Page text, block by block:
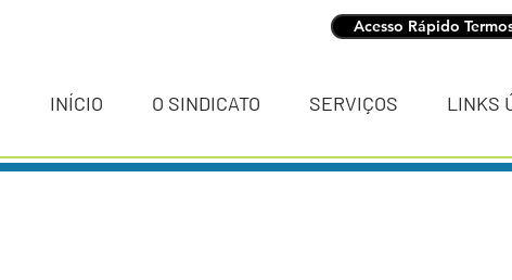
Acesso Rápido
INÍCIO O SINDICATO SERVIÇOS LINKS